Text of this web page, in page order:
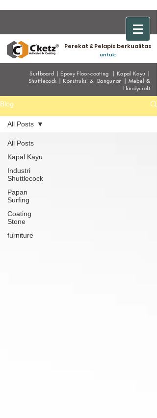
Perekat & Pelapis berkualitas
untuk:
Surfboard |EpoxyFloor-coating |Kapal Kayu |
Shuttlecock |Konstruksi & Bangunan | Mebel &
Handycraft
Blog
All Posts
Kapal Kayu
Industri
Shuttlecock
Papan
Surfing
Coating
Stone
furniture
All Posts